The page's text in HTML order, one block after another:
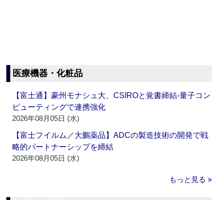
医療機器・化粧品
【富士通】豪州モナシュ大、CSIROと覚書締結‐量子コン
ピューティングで連携強化
2026年08月05日 (水)
【富士フイルム／大鵬薬品】ADCの製造技術の開発で戦
略的パートナーシップを締結
2026年08月05日 (水)
もっと見る »